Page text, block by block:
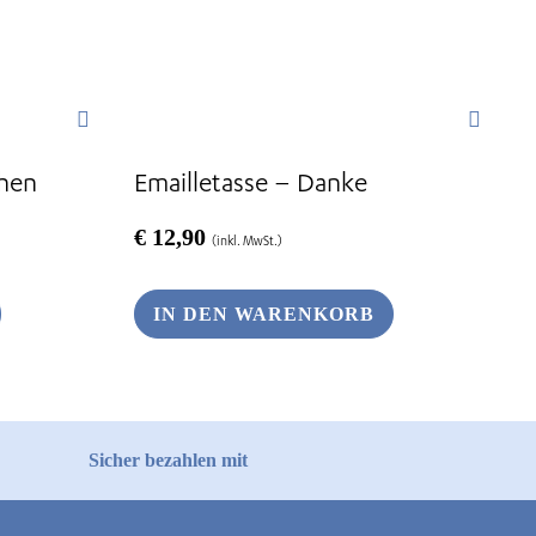
Emailletasse – Danke
€12,90 (inkl. MwSt.)
IN DEN WARENKORB
Sicher bezahlen mit